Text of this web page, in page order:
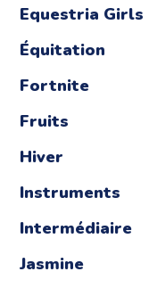
Equestria Girls
Équitation
Fortnite
Fruits
Hiver
Instruments
Intermédiaire
Jasmine